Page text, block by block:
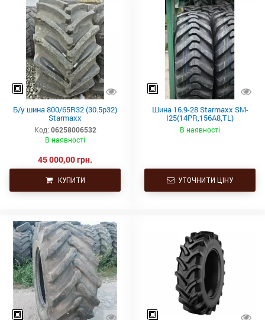
Б/у шина 800/65R32 (30.5р32)
Starmaxx
Код: 06258006532
В наявності
45 000,00 грн.
КУПИТИ
Шина 16.9-28 Starmaxx SM-
I25(14PR,156A8,TL)
В наявності
УТОЧНИТИ ЦІНУ